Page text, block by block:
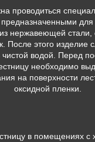
для
из нержавеющей
После этого изделие
чистой водой. Перед
необходимо
на поверхности
оксидной пленки.
в помещениях с